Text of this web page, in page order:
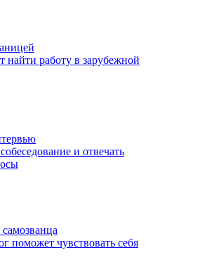
найти работу в зарубежной
и отвечать
поможет чувствовать себя